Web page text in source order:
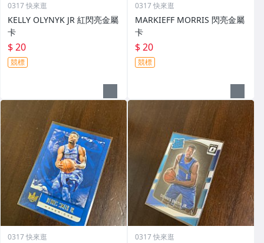
0317 快來逛
KELLY OLYNYK JR 紅閃亮金屬
卡
$ 20
競標
0317 快來逛
MARKIEFF MORRIS 閃亮金屬
卡
$ 20
競標
0317 快來逛 0317 快來逛